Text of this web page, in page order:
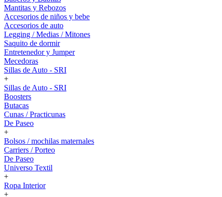
Mantitas y Rebozos
Accesorios de niños y bebe
Accesorios de auto
Legging / Medias / Mitones
Saquito de dormir
Entretenedor y Jumper
Mecedoras
Sillas de Auto - SRI
+
Sillas de Auto - SRI
Boosters
Butacas
Cunas / Practicunas
De Paseo
+
Bolsos / mochilas maternales
Carriers / Porteo
De Paseo
Universo Textil
+
Ropa Interior
+